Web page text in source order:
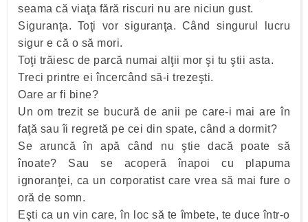
seama că viaţa fără riscuri nu are niciun gust.
Siguranţa. Toţi vor siguranţa. Când singurul lucru
sigur e că o să mori.
Toţi trăiesc de parcă numai alţii mor şi tu ştii asta.
Treci printre ei încercând să-i trezeşti.
Oare ar fi bine?
Un om trezit se bucură de anii pe care-i mai are în
faţă sau îi regretă pe cei din spate, când a dormit?
Se aruncă în apă când nu ştie dacă poate să
înoate? Sau se acoperă înapoi cu plapuma
ignoranţei, ca un corporatist care vrea să mai fure o
oră de somn.
Eşti ca un vin care, în loc să te îmbete, te duce într-o